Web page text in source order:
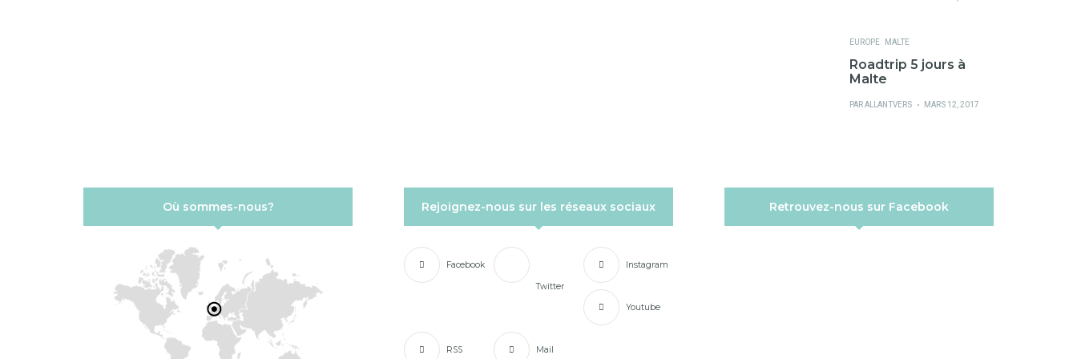
EUROPE MALTE
Roadtrip 5 jours à
Malte
PARALLANTVERS
PUBLIÉ
MARS 12, 2017
Où sommes-nous? Rejoignez-nous sur les réseaux sociaux
Facebook
Twitter
Instagram
Youtube
RSS Mail
Retrouvez-nous sur Facebook